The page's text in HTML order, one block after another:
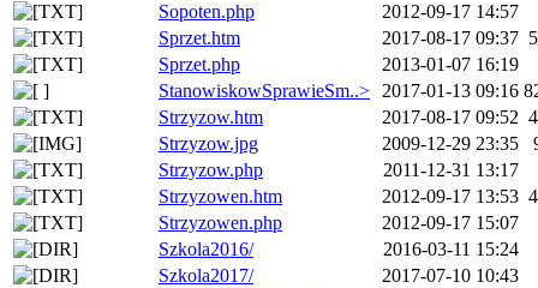
Sopoten.php
2012-09-17 14:57
Sprzet.htm
2017-08-17 09:37
Sprzet.php
2013-01-07 16:19
StanowiskowSprawieSm..> 2017-01-13 09:16
Strzyzow.htm
2017-08-17 09:52
Strzyzow.jpg
2009-12-29 23:35
Strzyzow.php
2011-12-31 13:17
Strzyzowen.htm
2012-09-17 13:53
Strzyzowen.php
2012-09-17 15:07
Szkola2016/
2016-03-11 15:24
Szkola2017/
2017-07-10 10:43